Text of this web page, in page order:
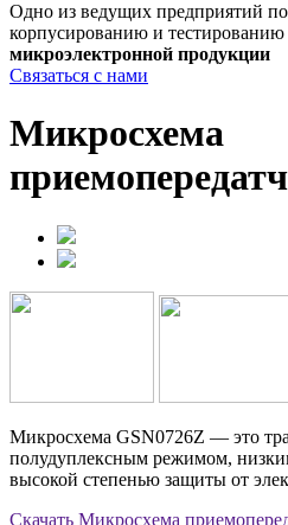
Одно из ведущих предприятий по
корпусированию и тестированию
микроэлектронной продукции
Связаться с нами
Микросхема
Микросхема GSN0726Z — это
полудуплексным режимом,
высокой степенью защиты от
Скачать Микросхема